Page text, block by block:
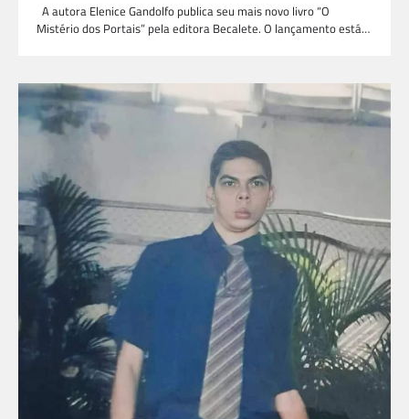
A autora Elenice Gandolfo publica seu mais novo livro “O
Mistério dos Portais” pela editora Becalete. O lançamento está…